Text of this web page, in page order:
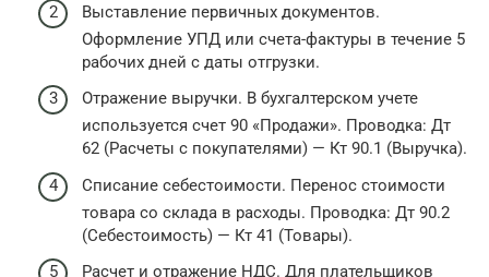
Выставление первичных документов.
Оформление УПД или счета-фактуры в течение 5
рабочих дней с даты отгрузки.
Отражение выручки. В бухгалтерском учете
используется счет 90 «Продажи». Проводка: Дт
62 (Расчеты с покупателями) — Кт 90.1 (Выручка).
Списание себестоимости. Перенос стоимости
товара со склада в расходы. Проводка: Дт 90.2
(Себестоимость) — Кт 41 (Товары).
Расчет и отражение НДС. Для плательщиков